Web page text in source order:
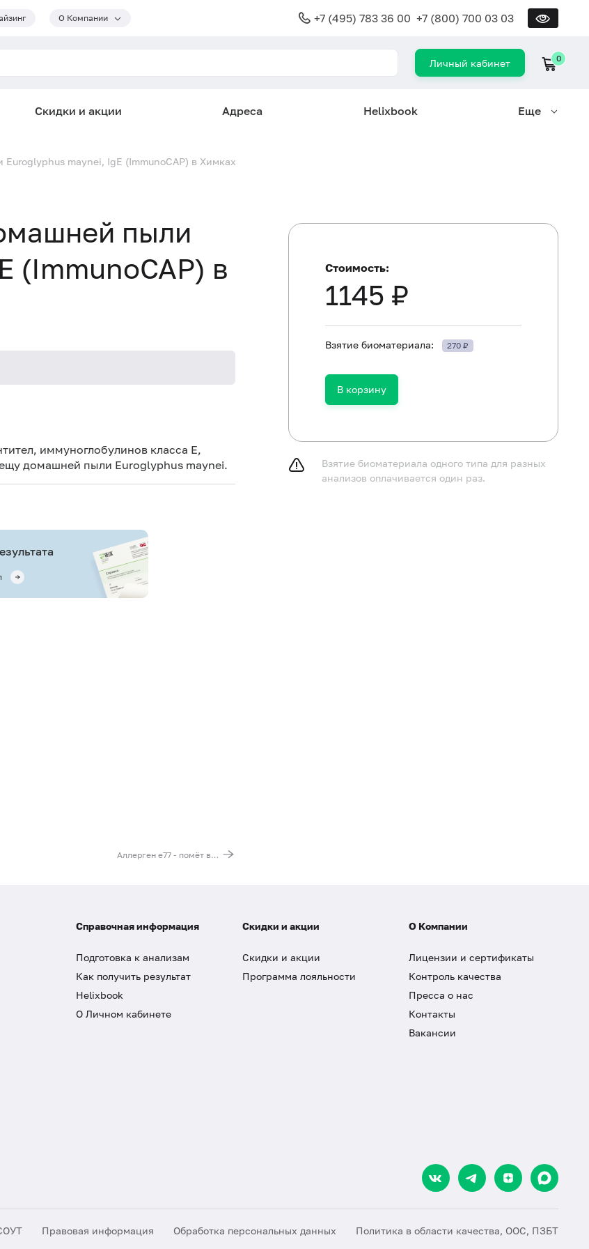
О Компании +7 (495) 783 36 00 +7 (800) 700 03 03
Личный кабинет 0
Скидки и акции Адреса Helixbook Еще
maynei, IgE (ImmunoCAP) в Химках
пыли
(ImmunoCAP) в
иммуноглобулинов класса E,
домашней пыли Euroglyphus maynei.
Аллерген e77 - помёт волнистого попугайчика, IgE (ImmunoCAP)
Стоимость:
1145 ₽
Взятие биоматериала: 270 ₽
В корзину
Взятие биоматериала одного типа для разных
анализов оплачивается один раз.
Справочная информация
Подготовка к анализам
Как получить результат
Helixbook
О Личном кабинете
Скидки и акции
Скидки и акции
Программа лояльности
О Компании
Лицензии и сертификаты
Контроль качества
Пресса о нас
Контакты
Вакансии
Правовая информация Обработка персональных данных Политика в области качества, ООС, ПЗБТ